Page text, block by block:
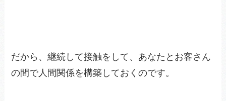
だから、継続して接触をして、あなたとお客さん
の間で人間関係を構築しておくのです。